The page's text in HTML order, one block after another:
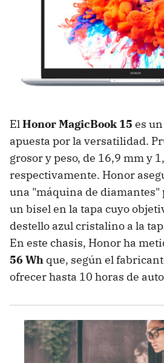
ElHonor MagicBook 15 es
apuesta por la versatilidad.
grosor y peso, de 16,9 mm y
respectivamente. Honor
una "máquina de diamantes"
un bisel en la tapa cuyo
destello azul cristalino a la
En este chasis, Honor ha
56 Wh que, según el
ofrecer hasta 10 horas de